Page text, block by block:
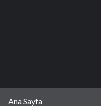
Ana Sayfa